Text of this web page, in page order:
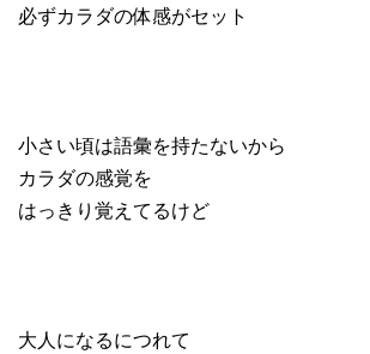
必ずカラダの体感がセット
小さい頃は語彙を持たないから
カラダの感覚を
はっきり覚えてるけど
大人になるにつれて